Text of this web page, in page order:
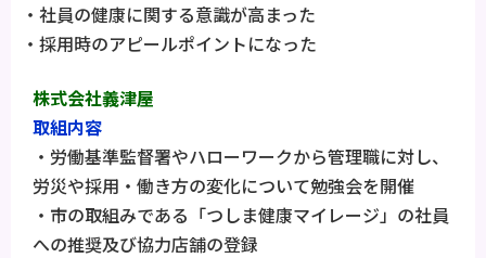
・社員の健康に関する意識が高まった
・採用時のアピールポイントになった
株式会社義津屋
取組内容
・労働基準監督署やハローワークから管理職に対し、
労災や採用・働き方の変化について勉強会を開催
・市の取組みである「つしま健康マイレージ」の社員
への推奨及び協力店舗の登録